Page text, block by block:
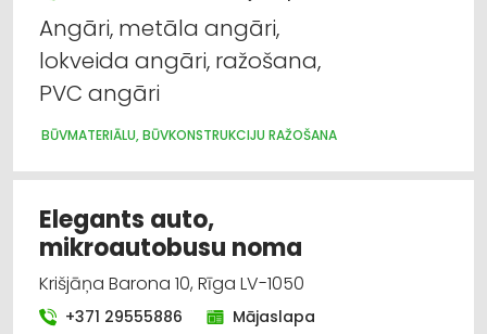
Angāri, metāla angāri,
lokveida angāri, ražošana,
PVC angāri
BŪVMATERIĀLU, BŪVKONSTRUKCIJU RAŽOŠANA
Elegants auto,
mikroautobusu noma
Krišjāņa Barona 10, Rīga LV-1050
+371 29555886 Mājaslapa